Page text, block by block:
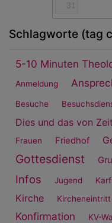
31
Schlagworte (tag
5-10 Minuten
Anmeldung
Besuche
Dies und das von
Frauen
Friedhof
Gottesdienst
Infos Jugend
Kirche Kircheneintritt
Konfirmation KV-